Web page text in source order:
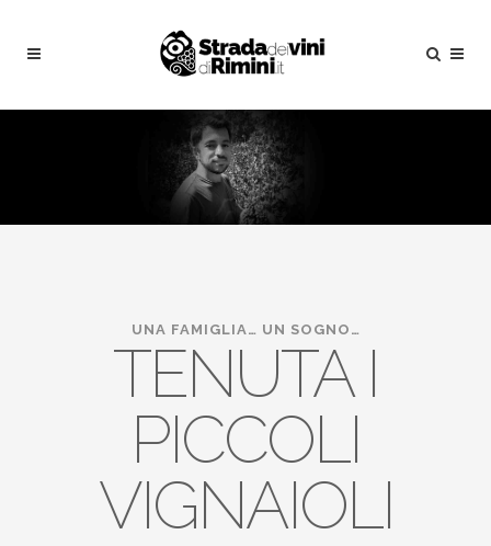
UNA FAMIGLIA… UN SOGNO…
TENUTA I
PICCOLI
VIGNAIOLI